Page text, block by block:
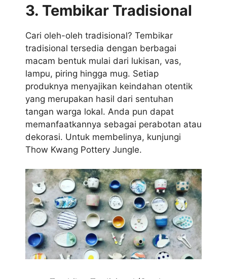
3. Tembikar Tradisional
Cari oleh-oleh tradisional? Tembikar
tradisional tersedia dengan berbagai
macam bentuk mulai dari lukisan, vas,
lampu, piring hingga mug. Setiap
produknya menyajikan keindahan otentik
yang merupakan hasil dari sentuhan
tangan warga lokal. Anda pun dapat
memanfaatkannya sebagai perabotan atau
dekorasi. Untuk membelinya, kunjungi
Thow Kwang Pottery Jungle.